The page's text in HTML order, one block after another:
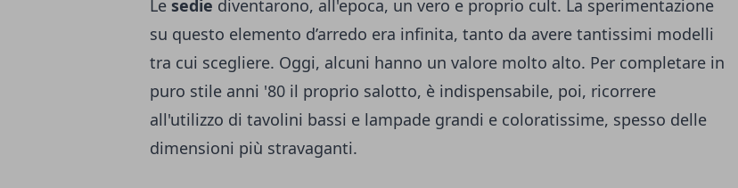
Le sedie diventarono, all'epoca, un vero e proprio cult. La sperimentazione
su questo elemento d’arredo era infinita, tanto da avere tantissimi modelli
tra cui scegliere. Oggi, alcuni hanno un valore molto alto. Per completare in
puro stile anni '80 il proprio salotto, è indispensabile, poi, ricorrere
all'utilizzo di tavolini bassi e lampade grandi e coloratissime, spesso delle
dimensioni più stravaganti.